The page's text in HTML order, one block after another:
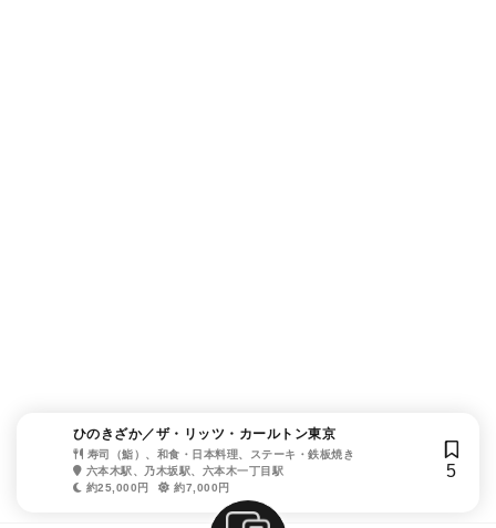
ひのきざか／ザ・リッツ・カールトン東京
寿司（鮨）、和食・日本料理、ステーキ・鉄板焼き
六本木駅、乃木坂駅、六本木一丁目駅
約25,000円
約7,000円
5